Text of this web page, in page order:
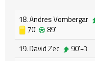
18. Andres Vombergar
70'
89'
19. David Zec
90'+3